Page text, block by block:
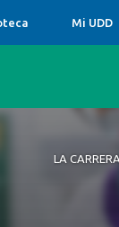
Mi UDD
LA